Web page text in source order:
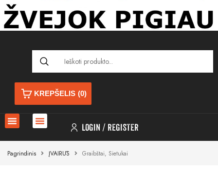
KREPŠELIS (0)
LOGIN REGISTER
Pagrindinis ĮVAIRŪS Graibštai, Sietukai